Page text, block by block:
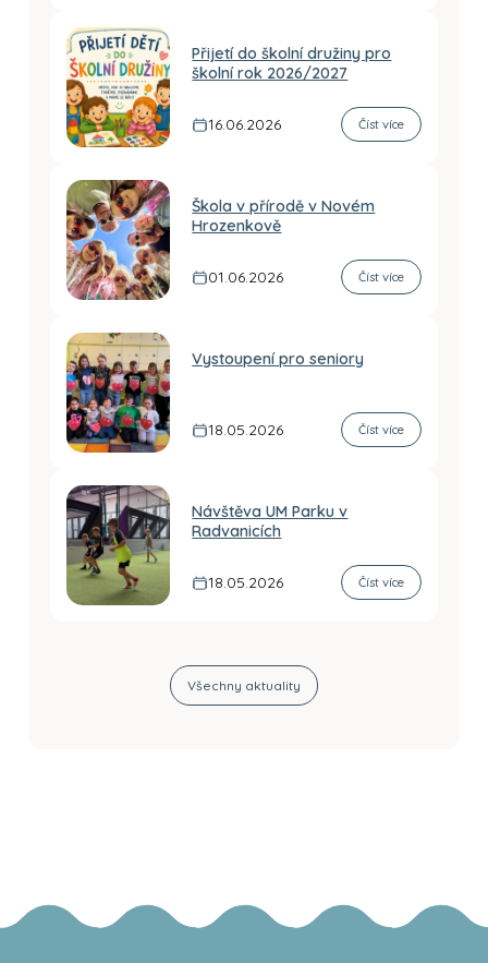
Přijetí do školní družiny pro
školní rok 2026/2027
16.06.2026 Číst více
Škola v přírodě v Novém
Hrozenkově
01.06.2026 Číst více
Vystoupení pro seniory
18.05.2026 Číst více
Návštěva UM Parku v
Radvanicích
18.05.2026 Číst více
Všechny aktuality